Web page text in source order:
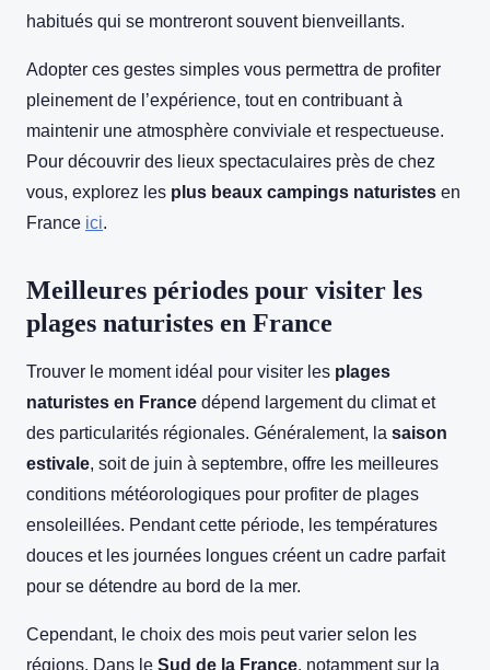
habitués qui se montreront souvent bienveillants.
Adopter ces gestes simples vous permettra de profiter
pleinement de l’expérience, tout en contribuant à
maintenir une atmosphère conviviale et respectueuse.
Pour découvrir des lieux spectaculaires près de chez
vous, explorez les plus beaux campings naturistes en
France ici.
Meilleures périodes pour visiter les
plages naturistes en France
Trouver le moment idéal pour visiter les plages
naturistes en France dépend largement du climat et
des particularités régionales. Généralement, la saison
estivale, soit de juin à septembre, offre les meilleures
conditions météorologiques pour profiter de plages
ensoleillées. Pendant cette période, les températures
douces et les journées longues créent un cadre parfait
pour se détendre au bord de la mer.
Cependant, le choix des mois peut varier selon les
régions. Dans le Sud de la France, notamment sur la